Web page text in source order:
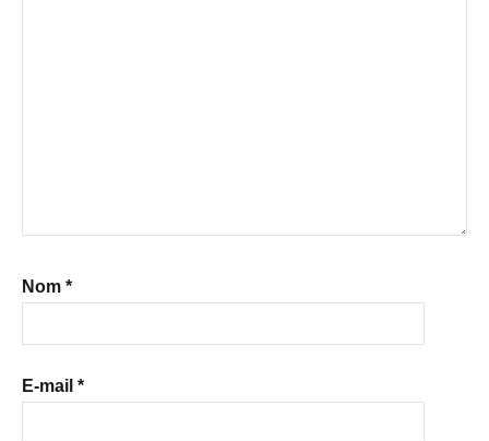
Nom *
E-mail *